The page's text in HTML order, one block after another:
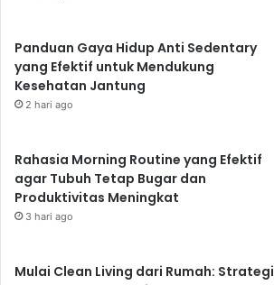
Panduan Gaya Hidup Anti Sedentary
yang Efektif untuk Mendukung
Kesehatan Jantung
2 hari ago
Rahasia Morning Routine yang Efektif
agar Tubuh Tetap Bugar dan
Produktivitas Meningkat
3 hari ago
Mulai Clean Living dari Rumah: Strategi